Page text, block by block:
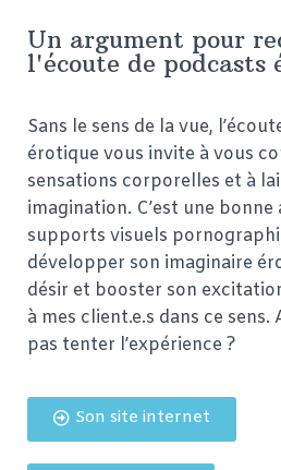
Un argument pour
l'écoute de podcasts
Sans le sens de la vue,
érotique vous invite à vous
sensations corporelles et à
imagination. C’est une
supports visuels
développer son imaginaire
désir et booster son
à mes client.e.s dans ce
pas tenter l’expérience ?
Son site internet